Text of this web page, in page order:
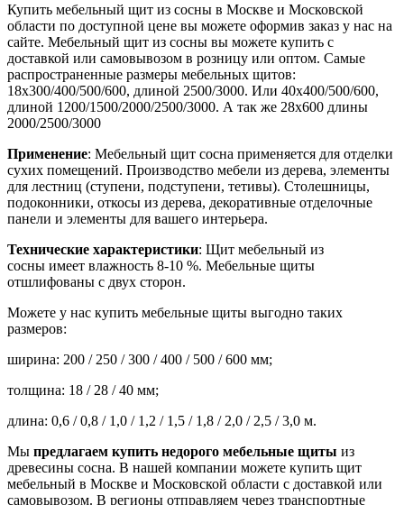
Купить мебельный щит из сосны в Москве и Московской
области по доступной цене вы можете оформив заказ у нас на
сайте. Мебельный щит из сосны вы можете купить с
доставкой или самовывозом в розницу или оптом. Самые
распространенные размеры мебельных щитов:
18х300/400/500/600, длиной 2500/3000. Или 40х400/500/600,
длиной 1200/1500/2000/2500/3000. А так же 28х600 длины
2000/2500/3000
Применение: Мебельный щит сосна применяется для отделки
сухих помещений. Производство мебели из дерева, элементы
для лестниц (ступени, подступени, тетивы). Столешницы,
подоконники, откосы из дерева, декоративные отделочные
панели и элементы для вашего интерьера.
Технические характеристики: Щит мебельный из
сосны имеет влажность 8-10 %. Мебельные щиты
отшлифованы с двух сторон.
Можете у нас купить мебельные щиты выгодно таких
размеров:
ширина: 200 / 250 / 300 / 400 / 500 / 600 мм;
толщина: 18 / 28 / 40 мм;
длина: 0,6 / 0,8 / 1,0 / 1,2 / 1,5 / 1,8 / 2,0 / 2,5 / 3,0 м.
Мы предлагаем купить недорого мебельные щиты из
древесины сосна. В нашей компании можете купить щит
мебельный в Москве и Московской области с доставкой или
самовывозом. В регионы отправляем через транспортные